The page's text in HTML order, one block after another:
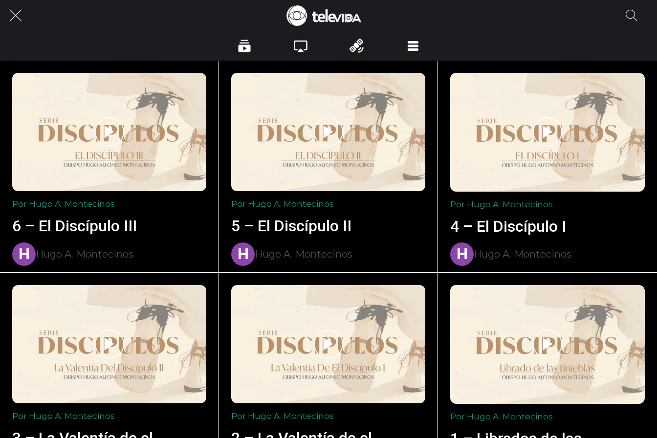
Por Hugo A. Montecinos
6 – El Discípulo III
H Hugo A. Montecinos
Por Hugo A. Montecinos
5 – El Discípulo II
H Hugo A. Montecinos
Por Hugo A. Montecinos
4 – El Discípulo I
H Hugo A. Montecinos
Por Hugo A. Montecinos Por Hugo A. Montecinos Por Hugo A. Montecinos